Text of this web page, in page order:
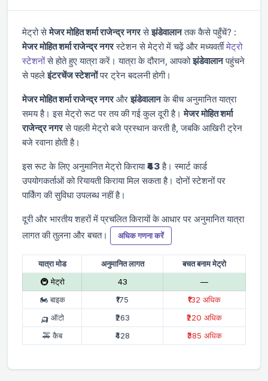
मेट्रो सेमे‌‌जर मोहित शर्मा राजेन्द्र नगरसेझंडेवालानतक कैसे पहुँचें? :
मे‌‌जर मोहित शर्मा राजेन्द्र नगरस्टेशन से मेट्रो में चढ़ें औरमध्यवर्तीमेट्रो
स्टेशनोंसे होते हुए यात्रा करें। यात्रा के दौरान, आपकोझंडेवालानपहुंचने
से पहलेइंटरचेंज स्टेशनोंपर ट्रेन बदलनी होगी।
मे‌‌जर मोहित शर्मा राजेन्द्र नगरऔरझंडेवालानके बीच अनुमानित यात्रा
समयहै। इस मेट्रो रूट पर तय की गई कुल दूरीहै।मे‌‌जर मोहित शर्मा
राजेन्द्र नगरसे पहली मेट्रोबजे प्रस्थान करती है, जबकि आखिरी ट्रेन
बजे रवाना होती है।
इस रूट के लिए अनुमानित मेट्रो किराया₹43है। स्मार्ट कार्ड
उपयोगकर्ताओं को रियायती किराया मिल सकता है। दोनों स्टेशनों पर
पार्किंग की सुविधा उपलब्ध नहीं है।
दूरी और भारतीय शहरों में प्रचलित किरायों के आधार पर अनुमानित यात्रा
लागत की तुलना और बचत।
अधिक गणना करें
यात्रा मोड अनुमानित लागत
बचत बनाम मेट्रो
🚇 मेट्रो
₹43
—
🏍 बाइक
₹175
₹132 अधिक
🛺 ऑटो
₹263
₹220 अधिक
🚕 कैब
₹428 ₹385 अधिक